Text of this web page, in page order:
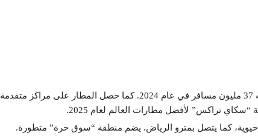
في حين شهد المطار نموًا هائلًا. حيث تجاوز عدد المسافرين فيه 37 مليون مسافر في عام 2024. كما حصل المطار على مراكز متقدمة
كما يتصل بمترو الرياض. يضم منطقة “سوق حرة” متطورة.